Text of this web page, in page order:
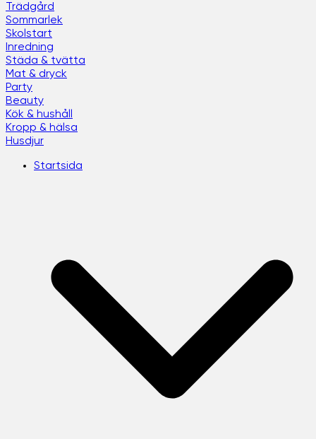
Trädgård
Sommarlek
Skolstart
Inredning
Städa & tvätta
Mat & dryck
Party
Beauty
Kök & hushåll
Kropp & hälsa
Husdjur
Startsida